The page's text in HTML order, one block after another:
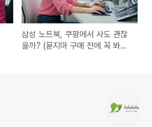
삼성 노트북, 쿠팡에서 사도 괜찮
을까? (묻지마 구매 전에 꼭 봐야